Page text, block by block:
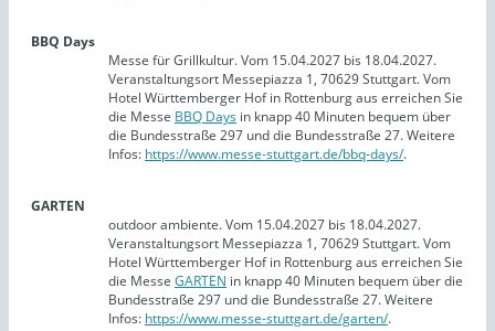
BBQ Days
Messe für Grillkultur. Vom 15.04.2027 bis 18.04.2027.
Veranstaltungsort Messepiazza 1, 70629 Stuttgart. Vom
Hotel Württemberger Hof in Rottenburg aus erreichen Sie
die Messe BBQ Days in knapp 40 Minuten bequem über
die Bundesstraße 297 und die Bundesstraße 27. Weitere
Infos: https://www.messe-stuttgart.de/bbq-days/.
GARTEN
outdoor ambiente. Vom 15.04.2027 bis 18.04.2027.
Veranstaltungsort Messepiazza 1, 70629 Stuttgart. Vom
Hotel Württemberger Hof in Rottenburg aus erreichen Sie
die Messe GARTEN in knapp 40 Minuten bequem über die
Bundesstraße 297 und die Bundesstraße 27. Weitere
Infos: https://www.messe-stuttgart.de/garten/.